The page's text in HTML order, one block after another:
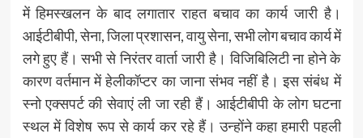
में हिमस्खलन के बाद लगातार राहत बचाव का कार्य जारी है।
आईटीबीपी, सेना, जिला प्रशासन, वायु सेना, सभी लोग बचाव कार्य में
लगे हुए हैं। सभी से निरंतर वार्ता जारी है। विजिबिलिटी ना होने के
कारण वर्तमान में हेलीकॉप्टर का जाना संभव नहीं है। इस संबंध में
स्नो एक्सपर्ट की सेवाएं ली जा रही हैं। आईटीबीपी के लोग घटना
स्थल में विशेष रूप से कार्य कर रहे हैं। उन्होंने कहा हमारी पहली